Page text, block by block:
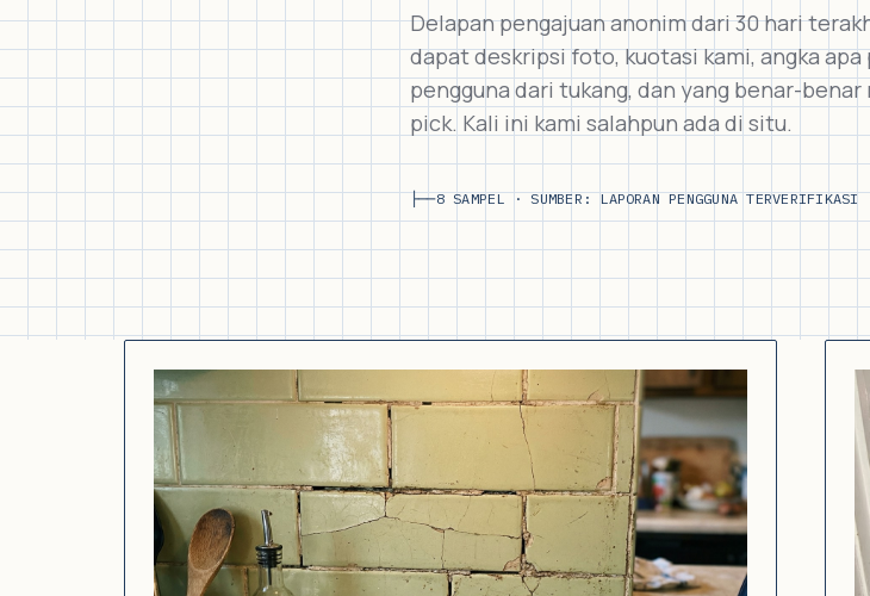
Delapan pengajuan anonim dari 30 hari
dapat deskripsi foto, kuotasi kami, angka
pengguna dari tukang, dan yang benar-benar
pick. Kali ini kami salahpun ada di situ.
├──8 SAMPEL · SUMBER: LAPORAN PENGGUNA